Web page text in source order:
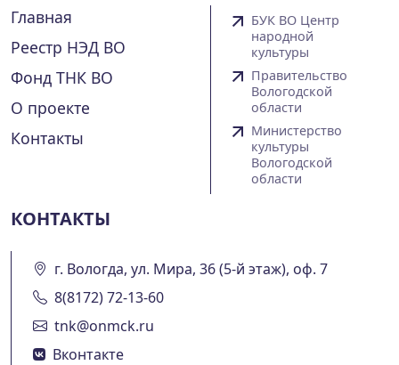
Главная
Реестр НЭД ВО
Фонд ТНК ВО
О проекте
Контакты
БУК ВО Центр
народной
культуры
Правительство
Вологодской
области
Министерство
культуры
Вологодской
области
КОНТАКТЫ
г. Вологда, ул. Мира, 36 (5-й этаж), оф. 7
8(8172) 72-13-60
tnk@onmck.ru
Вконтакте